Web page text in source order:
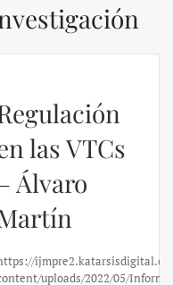
las VTCs
Álvaro
uploads/2022/05/